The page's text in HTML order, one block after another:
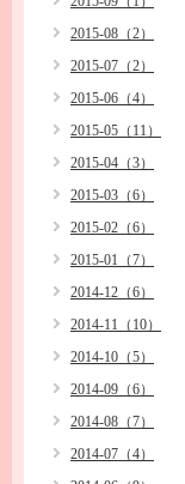
2015-08（2）
2015-07（2）
2015-06（4）
2015-05（11）
2015-04（3）
2015-03（6）
2015-02（6）
2015-01（7）
2014-12（6）
2014-11（10）
2014-10（5）
2014-09（6）
2014-08（7）
2014-07（4）